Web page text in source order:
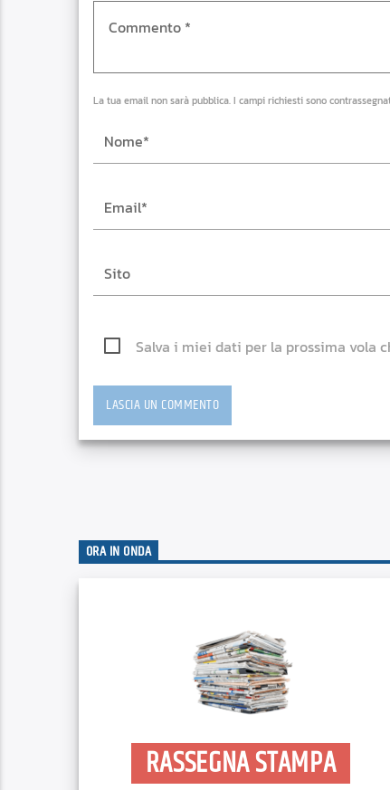
La tua email non sarà pubblica. I campi richiesti sono
Salva i miei dati per la prossima vola
ORA IN ONDA
RASSEGNA STAMPA